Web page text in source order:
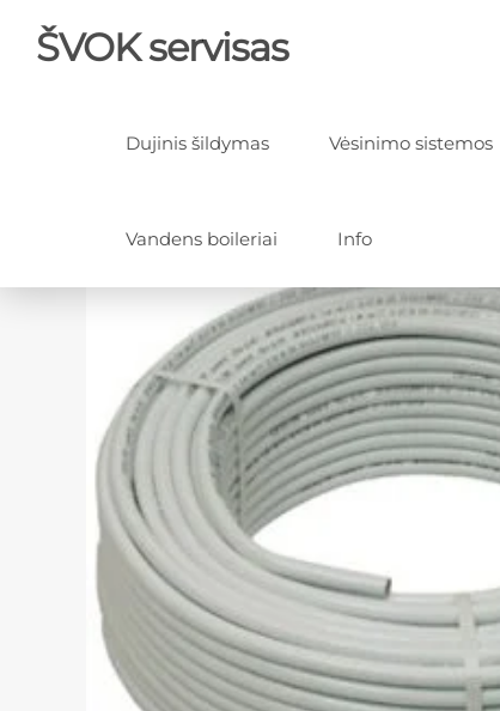
ŠVOK servisas
Dujinis šildymas Vėsinimo sistemos
Vandens boileriai Info